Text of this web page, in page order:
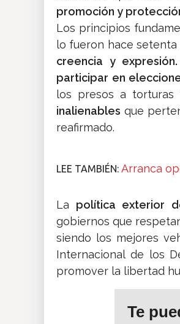
promoción y
Los principios
lo fueron hace setenta
creencia y expresión.
participar en
los presos a torturas
inalienables que
reafirmado.
LEE TAMBIÉN: Arranca
La política exterior
gobiernos que
siendo los mejores
Internacional de los
promover la libertad
Te